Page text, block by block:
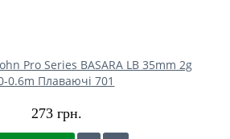
Pro Series BASARA LB 35mm 2g
0.6m Плаваючі 701
273 грн.